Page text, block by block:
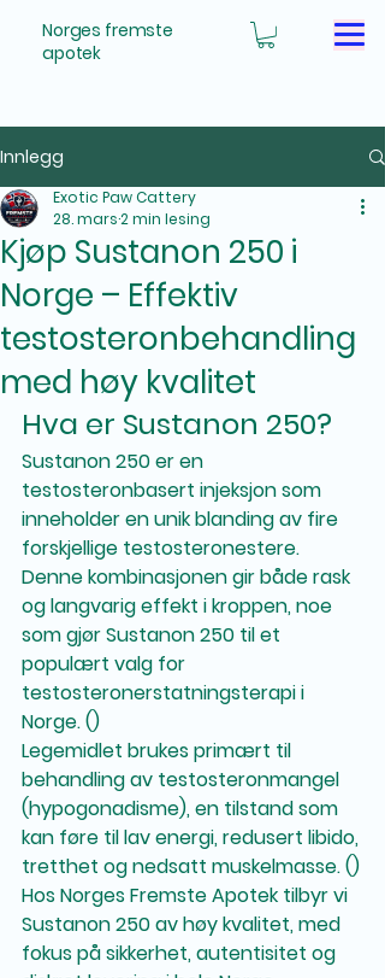
Norges fremste
apotek
Innlegg
Kjøp Sustanon 250 i
Norge – Effektiv
testosteronbehandling
med høy kvalitet
Exotic Paw Cattery
28. mars2 min lesing
Hva er Sustanon 250?
Sustanon 250 er en
testosteronbasert injeksjon som
inneholder en unik blanding av fire
forskjellige testosteronestere.
Denne kombinasjonen gir både rask
og langvarig effekt i kroppen, noe
som gjør Sustanon 250 til et
populært valg for
testosteronerstatningsterapi i
Norge. ()
Legemidlet brukes primært til
behandling av testosteronmangel
(hypogonadisme), en tilstand som
kan føre til lav energi, redusert libido,
tretthet og nedsatt muskelmasse. ()
Hos Norges Fremste Apotek tilbyr vi
Sustanon 250 av høy kvalitet, med
fokus på sikkerhet, autentisitet og